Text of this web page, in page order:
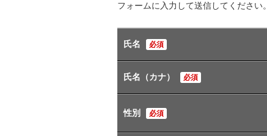
フォームに入力して送信してください。
氏名 必須
氏名（カナ） 必須
性別 必須